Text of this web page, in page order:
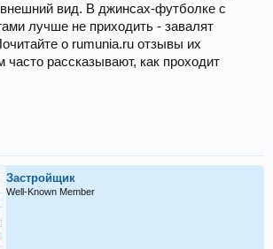
вид. В джинсах-футболке с
лучше не приходить - завалят
о rumunia.ru отзывы их
часто рассказывают, как проходит
Застройщик
Well-Known Member